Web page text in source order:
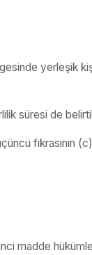
süresi de
fıkrasının
madde